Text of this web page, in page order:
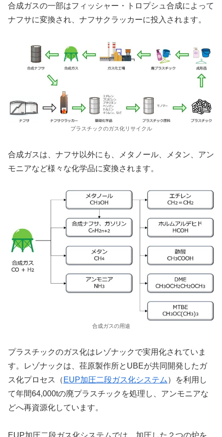
合成ガスの一部はフィッシャー・トロプシュ合成によって
ナフサに変換され、ナフサクラッカーに投入されます。
プラスチックのガス化リサイクル
合成ガスは、ナフサ以外にも、メタノール、メタン、アン
モニアなど様々な化学品に変換されます。
合成ガスの用途
プラスチックのガス化はレゾナックで実用化されていま
す。レゾナックは、荏原製作所とUBEが共同開発したガ
ス化プロセス（ EUP加圧二段ガス化システム ）を利用し
て年間64,000tの廃プラスチックを処理し、アンモニアな
どへ再資源化しています。